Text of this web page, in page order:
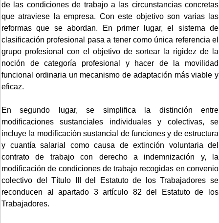
de las condiciones de trabajo a las circunstancias concretas
que atraviese la empresa. Con este objetivo son varias las
reformas que se abordan. En primer lugar, el sistema de
clasificación profesional pasa a tener como única referencia el
grupo profesional con el objetivo de sortear la rigidez de la
noción de categoría profesional y hacer de la movilidad
funcional ordinaria un mecanismo de adaptación más viable y
eficaz.
En segundo lugar, se simplifica la distinción entre
modificaciones sustanciales individuales y colectivas, se
incluye la modificación sustancial de funciones y de estructura
y cuantía salarial como causa de extinción voluntaria del
contrato de trabajo con derecho a indemnización y, la
modificación de condiciones de trabajo recogidas en convenio
colectivo del Título III del Estatuto de los Trabajadores se
reconducen al apartado 3 artículo 82 del Estatuto de los
Trabajadores.